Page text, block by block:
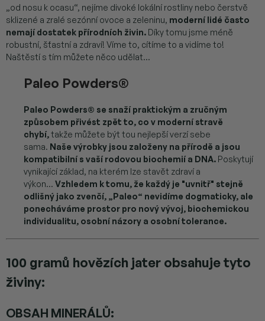
„od nosu k ocasu“, nejíme divoké lokální rostliny nebo čerstvě
sklizené a zralé sezónní ovoce a zeleninu, moderní lidé často
nemají dostatek přírodních živin. Díky tomu jsme méně
robustní, šťastní a zdraví! Víme to, cítíme to a vidíme to!
Naštěstí s tím můžete něco udělat...
Paleo Powders®
Paleo Powders® se snaží praktickým a zručným
způsobem přivést zpět to, co v moderní stravě
chybí,takže můžete být tou nejlepší verzí sebe
sama. Naše výrobky jsou založeny na přírodě a jsou
kompatibilní s vaší rodovou biochemií a DNA. Poskytují
vynikající základ, na kterém lze stavět zdraví a
výkon... Vzhledem k tomu, že každý je "uvnitř" stejně
odlišný jako zvenčí, „Paleo“ nevidíme dogmaticky, ale
ponecháváme prostor pro nový vývoj, biochemickou
individualitu, osobní názory a osobní tolerance.
100 gramů hovězích jater obsahuje tyto
živiny:
OBSAH MINERÁLŮ: